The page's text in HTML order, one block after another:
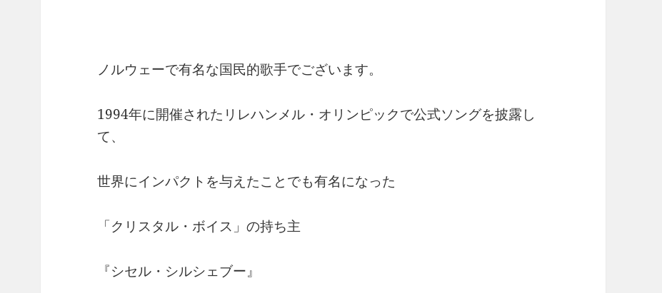
ノルウェーで有名な国民的歌手でございます。
1994年に開催されたリレハンメル・オリンピックで公式ソングを披露し
て、
世界にインパクトを与えたことでも有名になった
「クリスタル・ボイス」の持ち主
『シセル・シルシェブー』